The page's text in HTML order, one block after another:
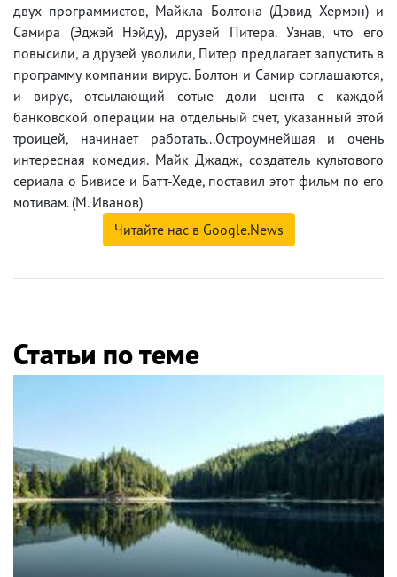
двух программистов, Майкла Болтона (Дэвид Хермэн) и
Самира (Эджэй Нэйду), друзей Питера. Узнав, что его
повысили, а друзей уволили, Питер предлагает запустить в
программу компании вирус. Болтон и Самир соглашаются,
и вирус, отсылающий сотые доли цента с каждой
банковской операции на отдельный счет, указанный этой
троицей, начинает работать...Остроумнейшая и очень
интересная комедия. Майк Джадж, создатель культового
сериала о Бивисе и Батт-Хеде, поставил этот фильм по его
мотивам. (М. Иванов)
Читайте нас в Google.News
Статьи по теме